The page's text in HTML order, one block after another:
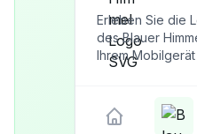
Erleben Sie die
des Blauer
Ihrem Mobilgerät